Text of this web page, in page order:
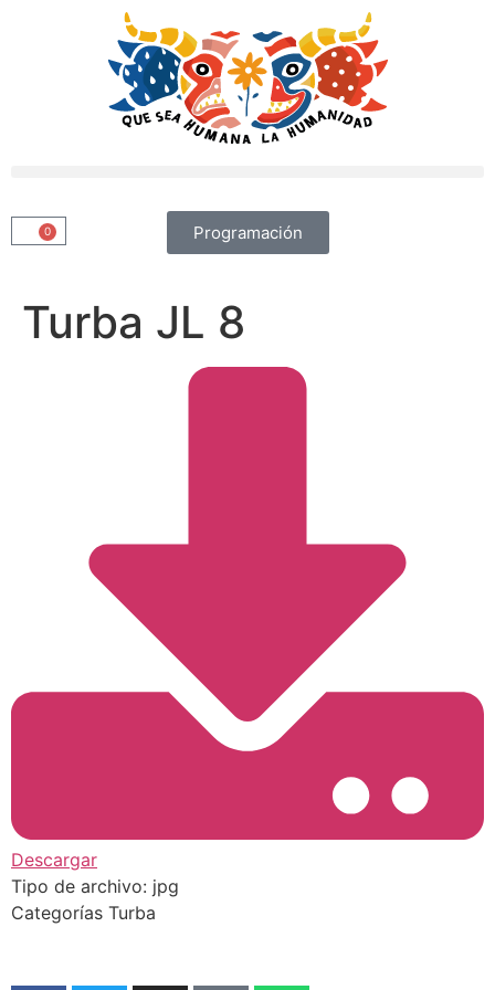
Programación
0
Turba JL 8
Descargar
Tipo de archivo: jpg
Categorías Turba